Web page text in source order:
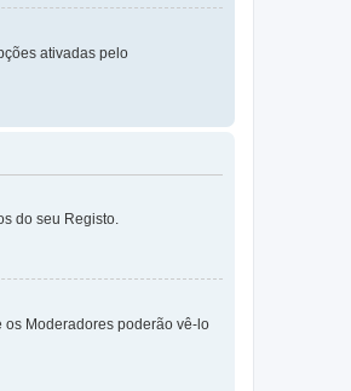
ativadas pelo
do seu Registo.
os Moderadores poderão vê-lo